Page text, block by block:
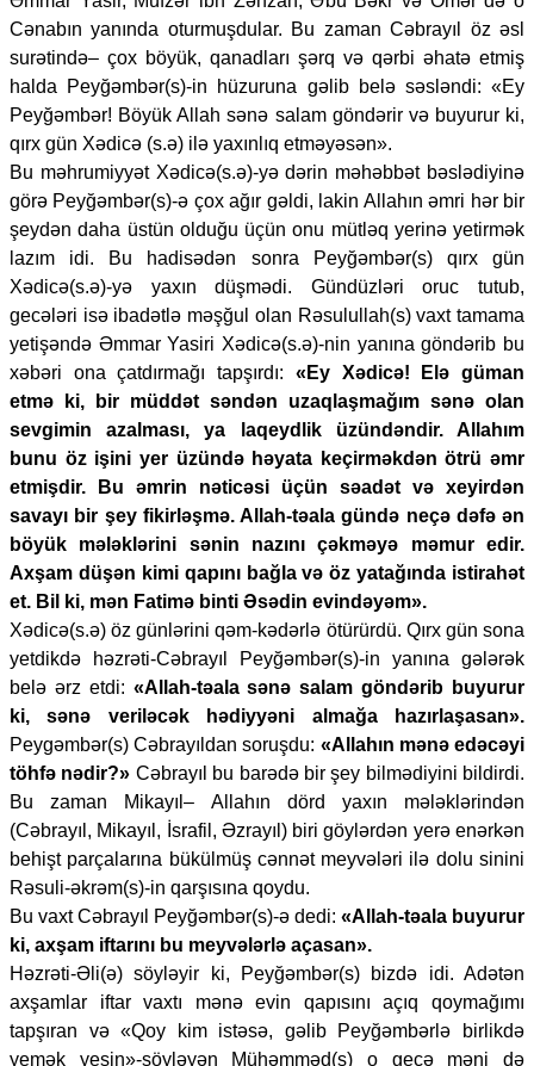
Cənabın yanında oturmuşdular. Bu zaman Cəbrayıl öz əsl
surətində– çox böyük, qanadları şərq və qərbi əhatə etmiş
halda Peyğəmbər(s)-in hüzuruna gəlib belə səsləndi: «Ey
Peyğəmbər! Böyük Allah sənə salam göndərir və buyurur ki,
qırx gün Xədicə (s.ə) ilə yaxınlıq etməyəsən».
Bu məhrumiyyət Xədicə(s.ə)-yə dərin məhəbbət bəslədiyinə
görə Peyğəmbər(s)-ə çox ağır gəldi, lakin Allahın əmri hər bir
şeydən daha üstün olduğu üçün onu mütləq yerinə yetirmək
lazım idi. Bu hadisədən sonra Peyğəmbər(s) qırx gün
Xədicə(s.ə)-yə yaxın düşmədi. Gündüzləri oruc tutub,
gecələri isə ibadətlə məşğul olan Rəsulullah(s) vaxt tamama
yetişəndə Əmmar Yasiri Xədicə(s.ə)-nin yanına göndərib bu
xəbəri ona çatdırmağı tapşırdı: «Ey Xədicə! Elə güman
etmə ki, bir müddət səndən uzaqlaşmağım sənə olan
sevgimin azalması, ya laqeydlik üzündəndir. Allahım
bunu öz işini yer üzündə həyata keçirməkdən ötrü əmr
etmişdir. Bu əmrin nəticəsi üçün səadət və xeyirdən
savayı bir şey fikirləşmə. Allah-təala gündə neçə dəfə ən
böyük mələklərini sənin nazını çəkməyə məmur edir.
Axşam düşən kimi qapını bağla və öz yatağında istirahət
et. Bil ki, mən Fatimə binti Əsədin evindəyəm».
Xədicə(s.ə) öz günlərini qəm-kədərlə ötürürdü. Qırx gün sona
yetdikdə həzrəti-Cəbrayıl Peyğəmbər(s)-in yanına gələrək
belə ərz etdi: «Allah-təala sənə salam göndərib buyurur
ki, sənə veriləcək hədiyyəni almağa hazırlaşasan».
Peygəmbər(s) Cəbrayıldan soruşdu: «Allahın mənə edəcəyi
töhfə nədir?» Cəbrayıl bu barədə bir şey bilmədiyini bildirdi.
Bu zaman Mikayıl– Allahın dörd yaxın mələklərindən
(Cəbrayıl, Mikayıl, İsrafil, Əzrayıl) biri göylərdən yerə enərkən
behişt parçalarına bükülmüş cənnət meyvələri ilə dolu sinini
Rəsuli-əkrəm(s)-in qarşısına qoydu.
Bu vaxt Cəbrayıl Peyğəmbər(s)-ə dedi: «Allah-təala buyurur
ki, axşam iftarını bu meyvələrlə açasan».
Həzrəti-Əli(ə) söyləyir ki, Peyğəmbər(s) bizdə idi. Adətən
axşamlar iftar vaxtı mənə evin qapısını açıq qoymağımı
tapşıran və «Qoy kim istəsə, gəlib Peyğəmbərlə birlikdə
yemək yesin»-söyləyən Mühəmməd(s) o gecə məni də